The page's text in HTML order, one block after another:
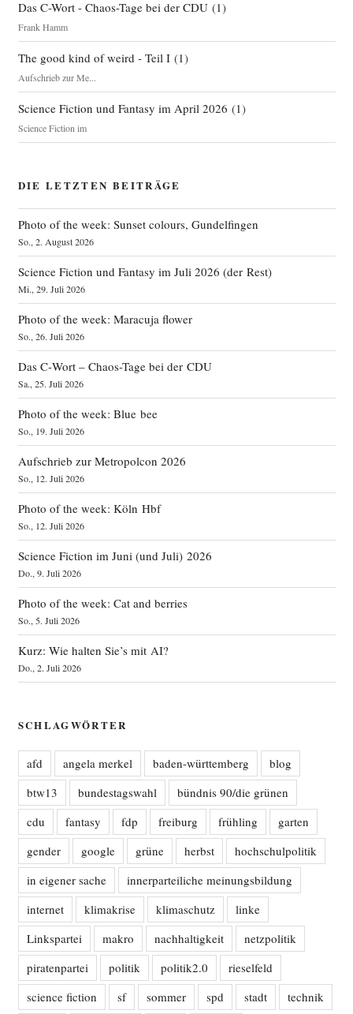
Das C-Wort - Chaos-Tage bei der CDU(1)
Frank Hamm
The good kind of weird - Teil I(1)
Aufschrieb zur Me...
Science Fiction und Fantasy im April 2026 (1)
Science Fiction im
DIE LETZTEN BEITRÄGE
Photo of the week: Sunset colours, Gundelfingen
So., 2. August 2026
Science Fiction und Fantasy im Juli 2026 (der Rest)
Mi., 29. Juli 2026
Photo of the week: Maracuja flower
So., 26. Juli 2026
Das C‑Wort – Chaos-Tage bei der CDU
Sa., 25. Juli 2026
Photo of the week: Blue bee
So., 19. Juli 2026
Aufschrieb zur Metropolcon 2026
So., 12. Juli 2026
Photo of the week: Köln Hbf
So., 12. Juli 2026
Science Fiction im Juni (und Juli) 2026
Do., 9. Juli 2026
Photo of the week: Cat and berries
So., 5. Juli 2026
Kurz: Wie halten Sie’s mit AI?
Do., 2. Juli 2026
SCHLAGWÖRTER
afd angela merkel baden-württemberg
blog
btw13
bundestagswahl
bündnis 90/die grünen
cdu
fantasy fdp freiburg frühling
garten
gender
google grüne herbst
hochschulpolitik
in eigener sache
innerparteiliche meinungsbildung
internet
klimakrise klimaschutz
linke
Linkspartei
makro nachhaltigkeit
netzpolitik
piratenpartei
politik politik2.0
rieselfeld
science fiction
sf sommer spd stadt technik